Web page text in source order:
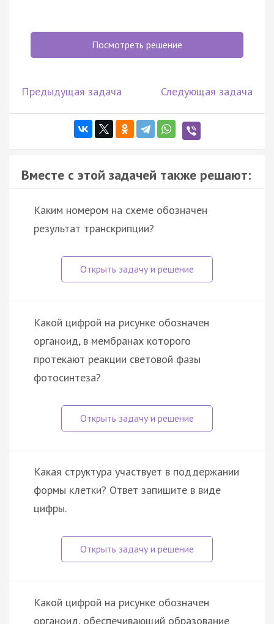
Посмотреть решение
Предыдущая задача Следующая задача
Вместе с этой задачей также решают:
Каким номером на схеме обозначен
результат транскрипции?
Какой цифрой на рисунке обозначен
органоид, в мембранах которого
протекают реакции световой фазы
фотосинтеза?
Какая структура участвует в поддержании
формы клетки? Ответ запишите в виде
цифры.
Какой цифрой на рисунке обозначен
органоид, обеспечивающий образование